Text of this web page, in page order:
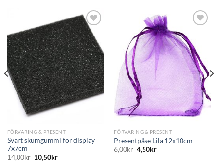
Lägg
till i
önskelistan
FÖRVARING & PRESENT
Svart skumgummi för display
7x7cm
14,00kr 10,50kr
till i
önskelistan
FÖRVARING & PRESENT
Presentpåse Lila 12x10cm
6,00kr 4,50kr